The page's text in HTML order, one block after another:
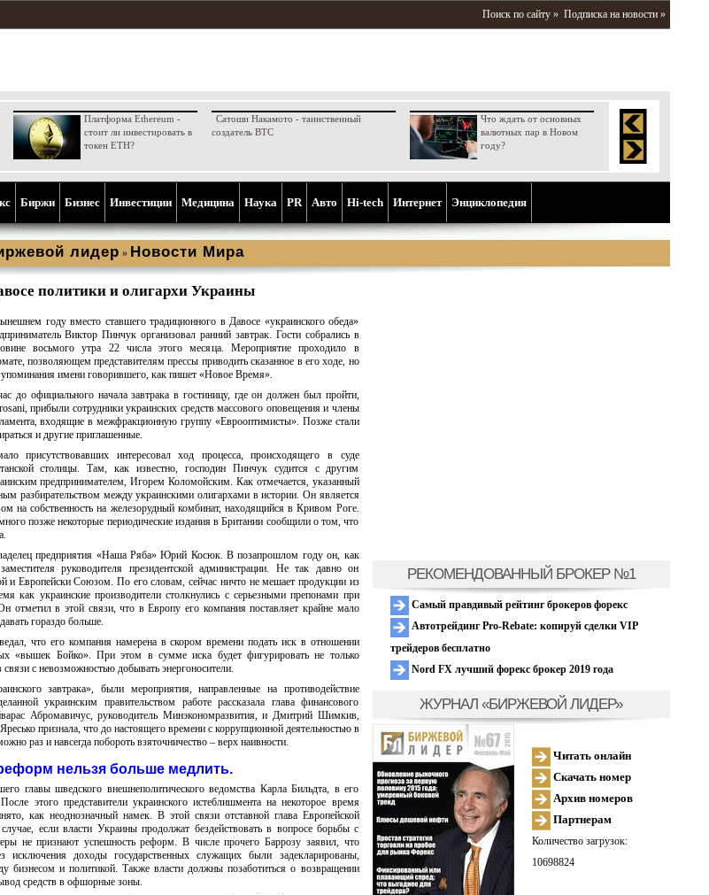
Поиск по сайту » Подписка на новости »
Платформа Ethereum -
стоит ли инвестировать в
токен ETH?
Сатоши Накамото - таинственный
создатель BTC
Что ждать от основных
валютных пар в Новом
году?
Биржи Бизнес Инвестиции Медицина Наука PR Aвто Hi-tech Интернет Энциклопедия
лидер » Новости Мира
политики и олигархи Украины
году вместо ставшего традиционного в Давосе «украинского обеда»
Виктор Пинчук организовал ранний завтрак. Гости собрались в
восьмого утра 22 числа этого месяца. Мероприятие проходило в
позволяющем представителям прессы приводить сказанное в его ходе, но
упоминания имени говорившего, как пишет «Новое Время».
до официального начала завтрака в гостиницу, где он должен был пройти,
прибыли сотрудники украинских средств массового оповещения и члены
входящие в межфракционную группу «Еврооптимисты». Позже стали
и другие приглашенные.
присутствовавших интересовал ход процесса, происходящего в суде
столицы. Там, как известно, господин Пинчук судится с другим
предпринимателем, Игорем Коломойским. Как отмечается, указанный
разбирательством между украинскими олигархами в истории. Он является
на собственность на железорудный комбинат, находящийся в Кривом Роге.
позже некоторые периодические издания в Британии сообщили о том, что
предприятия «Наша Ряба» Юрий Косюк. В позапрошлом году он, как
руководителя президентской администрации. Не так давно он
и Европейски Союзом. По его словам, сейчас ничто не мешает продукции из
как украинские производители столкнулись с серьезными препонами при
отметил в этой связи, что в Европу его компания поставляет крайне мало
гораздо больше.
что его компания намерена в скором времени подать иск в отношении
«вышек Бойко». При этом в сумме иска будет фигурировать не только
с невозможностью добывать энергоносители.
завтрака», были мероприятия, направленные на противодействие
украинским правительством работе рассказала глава финансового
Абромавичус, руководитель Минэкономразвития, и Дмитрий Шимкив,
признала, что до настоящего времени с коррупционной деятельностью в
раз и навсегда побороть взяточничество – верх наивности.
нельзя больше медлить.
главы шведского внешнеполитического ведомства Карла Бильдта, в его
этого представители украинского истеблишмента на некоторое время
как неоднозначный намек. В этой связи отставной глава Европейской
если власти Украины продолжат бездействовать в вопросе борьбы с
не признают успешность реформ. В числе прочего Баррозу заявил, что
исключения доходы государственных служащих были задекларированы,
бизнесом и политикой. Также власти должны позаботиться о возвращении
средств в офшорные зоны.
РЕКОМЕНДОВАННЫЙ БРОКЕР №1
Самый правдивый рейтинг брокеров форекс
Автотрейдинг Pro-Rebate: копируй сделки VIP
трейдеров бесплатно
Nord FX лучший форекс брокер 2019 года
ЖУРНАЛ «БИРЖЕВОЙ ЛИДЕР»
Читать онлайн
Скачать номер
Архив номеров
Партнерам
Количество загрузок:
10698824